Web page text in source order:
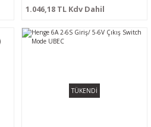
1.046,18 TL Kdv Dahil
TÜKENDİ